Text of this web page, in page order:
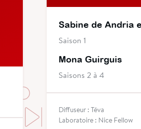
Sabine de Andria
Saison 1
Mona Guirguis
Saisons 2 à 4
Diffuseur : Téva
Laboratoire : Nice Fellow